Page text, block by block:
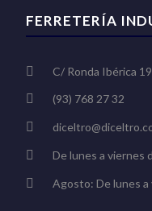
FERRETERÍA
C/ Ronda Ibérica
(93) 768 27 32
De lunes a viernes
Agosto: De lunes a